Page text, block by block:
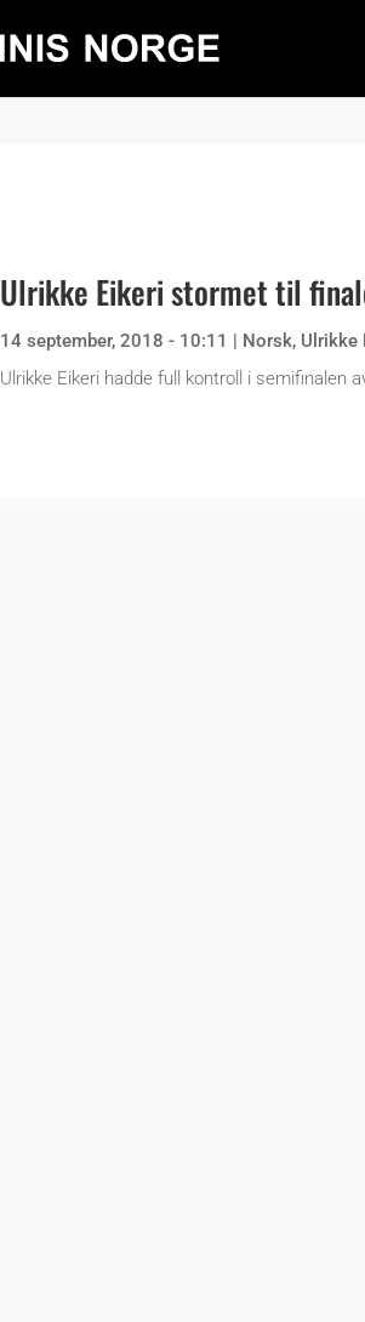
Ulrikke Eikeri stormet til
14 september, 2018 - 10:11 Norsk, Ulrikke
Ulrikke Eikeri hadde full kontroll i semifinalen